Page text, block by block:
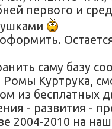
первого и
саму базу
Куртрука,
из бесплатных
- развития -
2004-2010 на